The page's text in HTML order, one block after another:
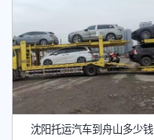
沈阳托运汽车到舟山多少钱